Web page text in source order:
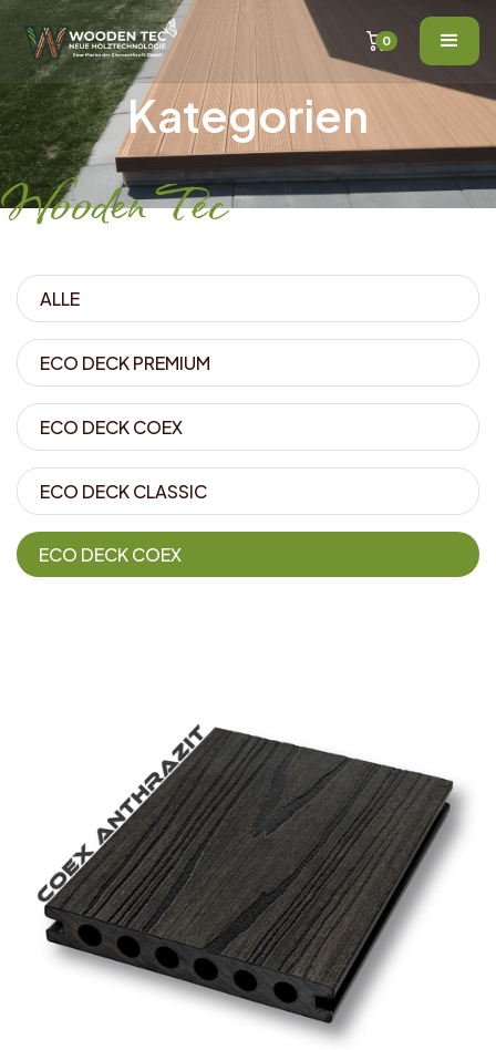
0
Wooden Tec
Kategorien
ALLE
ECO DECK PREMIUM
ECO DECK COEX
ECO DECK CLASSIC
ECO DECK COEX